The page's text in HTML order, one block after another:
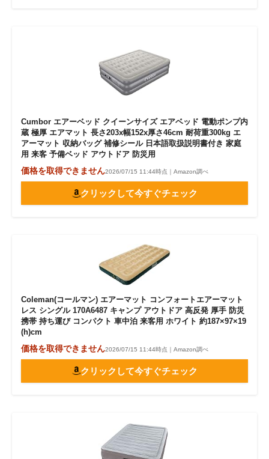
Cumbor エアーベッド クイーンサイズ エアベッド 電動ポンプ内
蔵 極厚 エアマット 長さ203x幅152x厚さ46cm 耐荷重300kg エ
アーマット 収納バッグ 補修シール 日本語取扱説明書付き 家庭
用 来客 予備ベッド アウトドア 防災用
価格を取得できません2026/07/15 11:44時点｜Amazon調べ
クリックして今すぐチェック
Coleman(コールマン) エアーマット コンフォートエアーマット
レス シングル 170A6487 キャンプ アウトドア 高反発 厚手 防災
携帯 持ち運び コンパクト 車中泊 来客用 ホワイト 約187×97×19
(h)cm
価格を取得できません2026/07/15 11:44時点｜Amazon調べ
クリックして今すぐチェック